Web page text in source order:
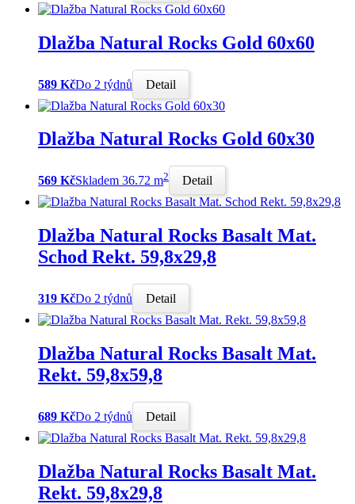
Dlažba Natural Rocks Gold 60x60
589 KčDo 2 týdnů Detail
Dlažba Natural Rocks Gold 60x30
569 KčSkladem 36.72 m2 Detail
Dlažba Natural Rocks Basalt Mat.
Schod Rekt. 59,8x29,8
319 KčDo 2 týdnů Detail
Dlažba Natural Rocks Basalt Mat.
Rekt. 59,8x59,8
689 KčDo 2 týdnů Detail
Dlažba Natural Rocks Basalt Mat.
Rekt. 59,8x29,8